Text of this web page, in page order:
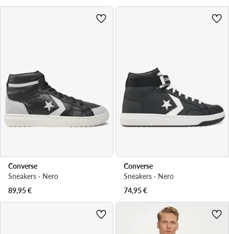
Converse
Sneakers · Nero
89,95€
Converse
Sneakers · Nero
74,95€